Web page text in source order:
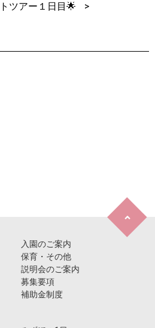
ツアー１日目🌟
入園のご案内
保育・その他
説明会のご案内
募集要項
補助金制度